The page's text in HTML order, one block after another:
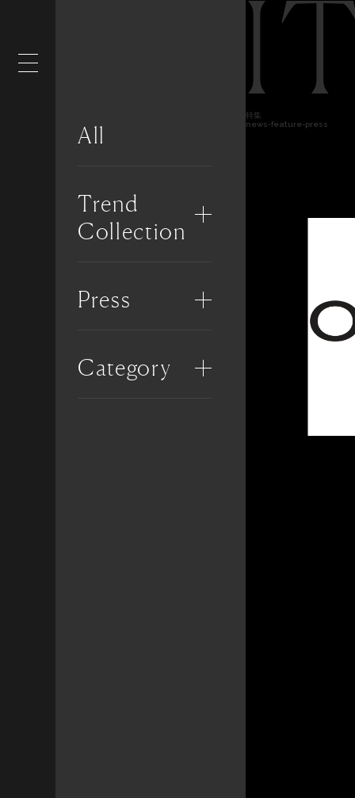
All
Trend
Collection
Press
Category
特集
news-feature-press